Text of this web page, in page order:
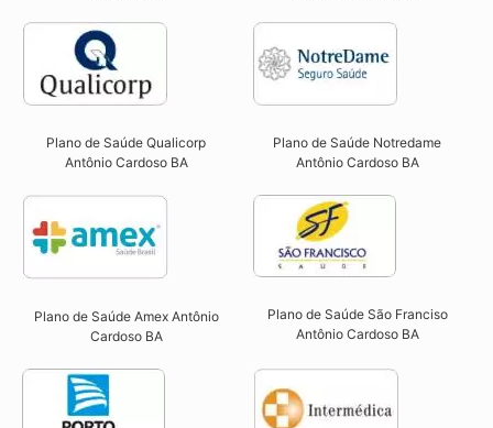
Plano de Saúde Qualicorp
Antônio Cardoso BA​
Plano de Saúde Notredame
Antônio Cardoso BA​
Plano de Saúde Amex Antônio
Cardoso BA
Plano de Saúde São Franciso
Antônio Cardoso BA​